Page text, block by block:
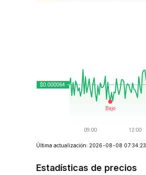
Última actualización: 2026-08-08 07:34:23
Estadísticas de precios